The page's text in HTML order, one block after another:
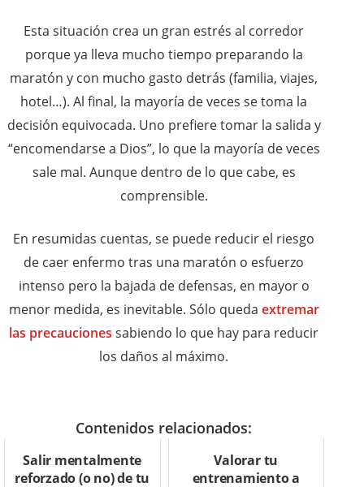
Esta situación crea un gran estrés al corredor
porque ya lleva mucho tiempo preparando la
maratón y con mucho gasto detrás (familia, viajes,
hotel…). Al final, la mayoría de veces se toma la
decisión equivocada. Uno prefiere tomar la salida y
“encomendarse a Dios”, lo que la mayoría de veces
sale mal. Aunque dentro de lo que cabe, es
comprensible.
En resumidas cuentas, se puede reducir el riesgo
de caer enfermo tras una maratón o esfuerzo
intenso pero la bajada de defensas, en mayor o
menor medida, es inevitable. Sólo queda extremar
las precauciones sabiendo lo que hay para reducir
los daños al máximo.
Contenidos relacionados:
Salir mentalmente
reforzado (o no) de tu
Valorar tu
entrenamiento a